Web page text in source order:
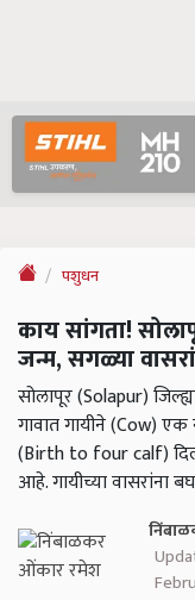
पशुधन
काय सांगता!
जन्म, सगळ्या
सोलापूर (Solapur)
गावात गायीने (Cow) एक
(Birth to four calf)
आहे. गायीच्या वासरांना